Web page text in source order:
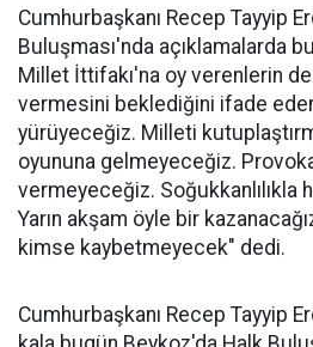
Cumhurbaşkanı Recep Tayyip
Buluşması'nda açıklamalarda
Millet İttifakı'na oy verenlerin
vermesini beklediğini ifade
yürüyeceğiz. Milleti
oyununa gelmeyeceğiz.
vermeyeceğiz. Soğukkanlılıkla
Yarın akşam öyle bir
kimse kaybetmeyecek" dedi.
Cumhurbaşkanı Recep Tayyip